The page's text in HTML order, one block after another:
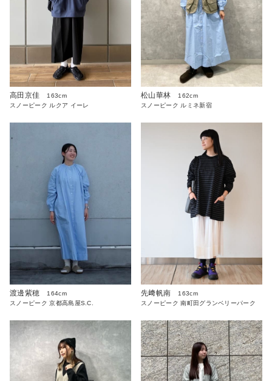
高田京佳
163cm
スノーピーク ルクア イーレ
松山華林
162cm
スノーピーク ルミネ新宿
渡邊紫穂
164cm
スノーピーク 京都高島屋S.C.
先﨑帆南
163cm
スノーピーク 南町田グランベリーパーク